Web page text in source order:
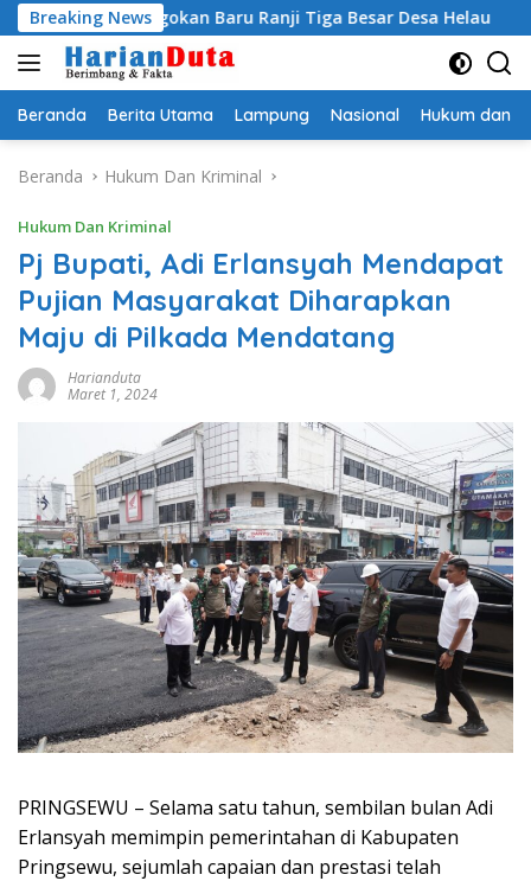
Langsung
ke
konten
Breaking News
Baru Ranji Tiga Besar Desa Helau
Beranda Berita Utama Lampung Nasional Hukum dan
Beranda Hukum Dan Kriminal
Hukum Dan Kriminal
Pj Bupati, Adi Erlansyah Mendapat
Pujian Masyarakat Diharapkan
Maju di Pilkada Mendatang
Harianduta
Maret 1, 2024
PRINGSEWU – Selama satu tahun, sembilan bulan Adi
Erlansyah memimpin pemerintahan di Kabupaten
Pringsewu, sejumlah capaian dan prestasi telah